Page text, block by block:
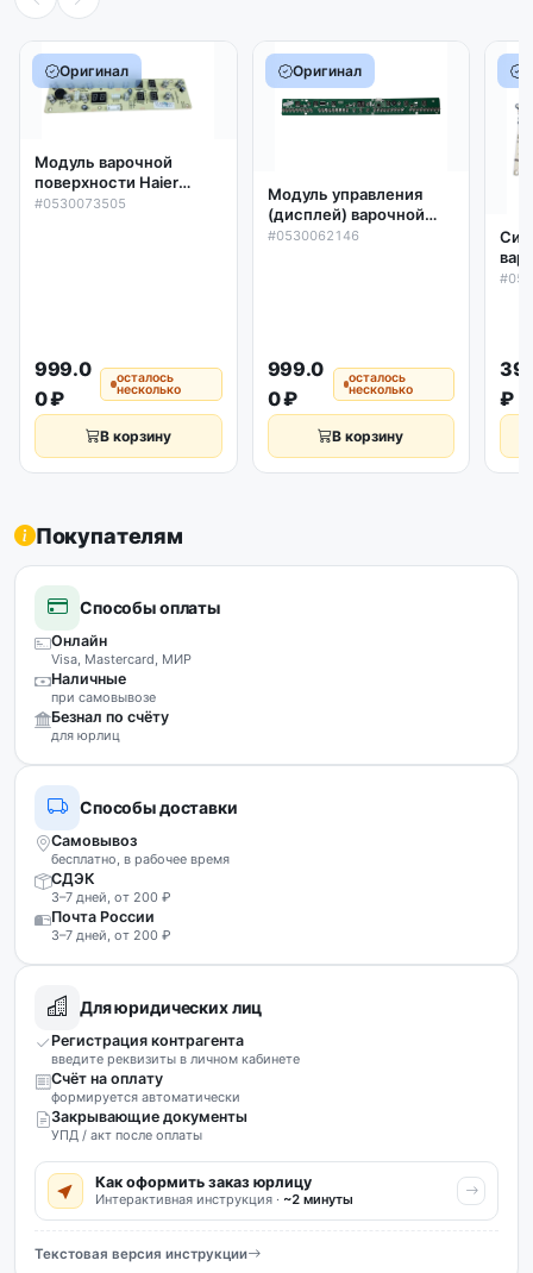
Оригинал
Модуль варочной
поверхности Haier
0530073505, оригинал
#0530073505
999.0
0 ₽
осталось
несколько
В корзину
Оригинал
Модуль управления
(дисплей) варочной
поверхности Haier
#0530062146
999.0
0 ₽
осталось
несколько
В корзину
₽
Покупателям
Способы оплаты
Онлайн
Visa, Mastercard, МИР
Наличные
при самовывозе
Безнал по счёту
для юрлиц
Способы доставки
Самовывоз
бесплатно, в рабочее время
СДЭК
3–7 дней, от 200 ₽
Почта России
3–7 дней, от 200 ₽
Для юридических лиц
Регистрация контрагента
введите реквизиты в личном кабинете
Счёт на оплату
формируется автоматически
Закрывающие документы
УПД / акт после оплаты
Как оформить заказ юрлицу
Интерактивная инструкция · ~2 минуты
Текстовая версия инструкции